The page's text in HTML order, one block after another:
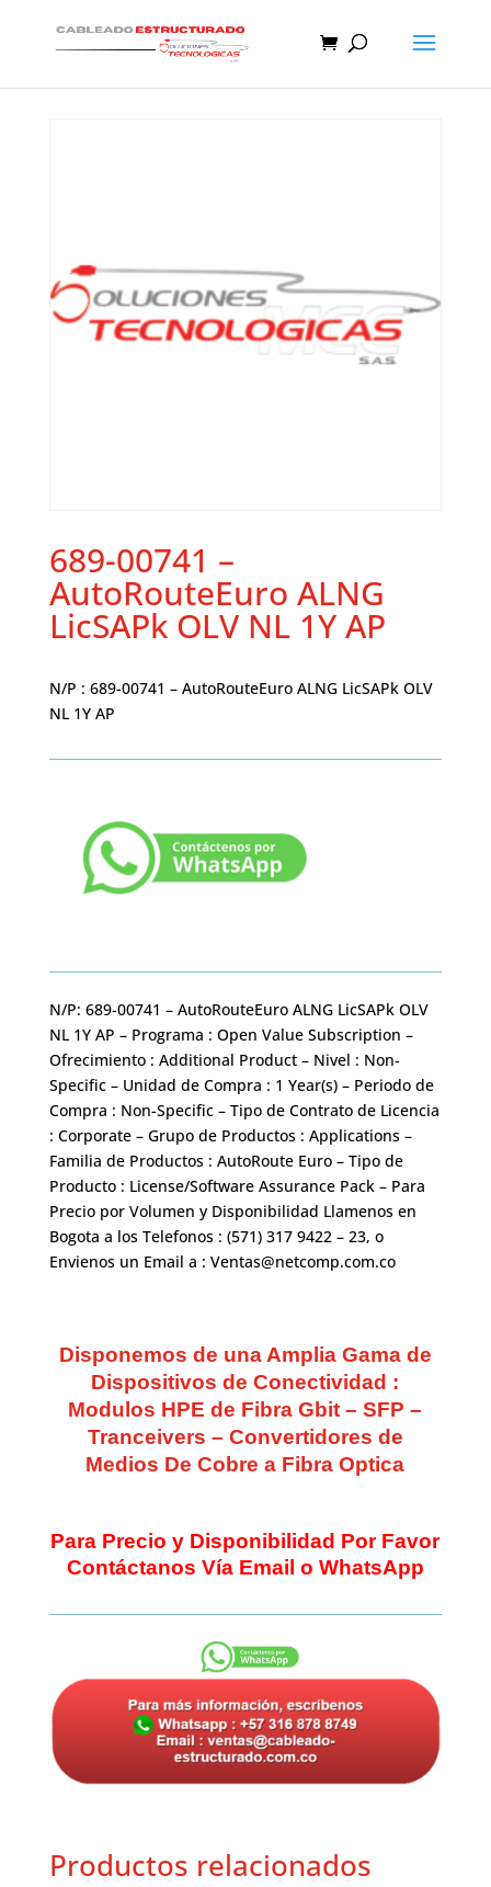
689-00741 –
AutoRouteEuro ALNG
LicSAPk OLV NL 1Y AP
N/P : 689-00741 – AutoRouteEuro ALNG LicSAPk OLV
NL 1Y AP
N/P: 689-00741 – AutoRouteEuro ALNG LicSAPk OLV
NL 1Y AP – Programa : Open Value Subscription –
Ofrecimiento : Additional Product – Nivel : Non-
Specific – Unidad de Compra : 1 Year(s) – Periodo de
Compra : Non-Specific – Tipo de Contrato de Licencia
: Corporate – Grupo de Productos : Applications –
Familia de Productos : AutoRoute Euro – Tipo de
Producto : License/Software Assurance Pack – Para
Precio por Volumen y Disponibilidad Llamenos en
Bogota a los Telefonos : (571) 317 9422 – 23, o
Envienos un Email a : Ventas@netcomp.com.co
Disponemos de una Amplia Gama de
Dispositivos de Conectividad :
Modulos HPE de Fibra Gbit – SFP –
Tranceivers – Convertidores de
Medios De Cobre a Fibra Optica
Para Precio y Disponibilidad Por Favor
Contáctanos Vía Email o WhatsApp
Productos relacionados